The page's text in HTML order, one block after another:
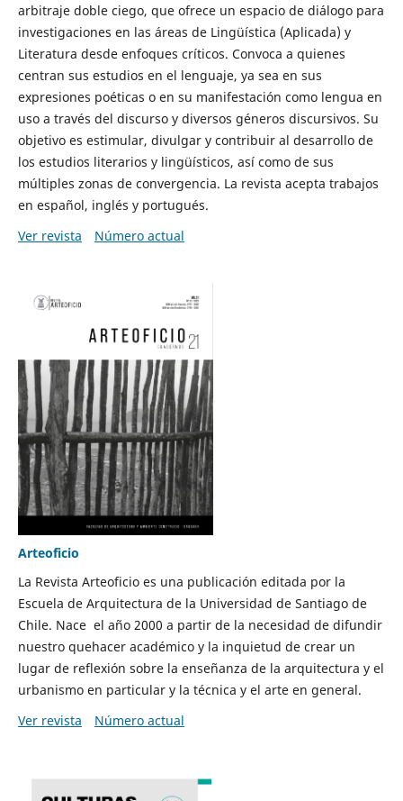
arbitraje doble ciego, que ofrece un espacio de diálogo para
investigaciones en las áreas de Lingüística (Aplicada) y
Literatura desde enfoques críticos. Convoca a quienes
centran sus estudios en el lenguaje, ya sea en sus
expresiones poéticas o en su manifestación como lengua en
uso a través del discurso y diversos géneros discursivos. Su
objetivo es estimular, divulgar y contribuir al desarrollo de
los estudios literarios y lingüísticos, así como de sus
múltiples zonas de convergencia. La revista acepta trabajos
en español, inglés y portugués.
Ver revista
Número actual
Arteoficio
La Revista Arteoficio es una publicación editada por la
Escuela de Arquitectura de la Universidad de Santiago de
Chile. Nace el año 2000 a partir de la necesidad de difundir
nuestro quehacer académico y la inquietud de crear un
lugar de reflexión sobre la enseñanza de la arquitectura y el
urbanismo en particular y la técnica y el arte en general.
Ver revista
Número actual